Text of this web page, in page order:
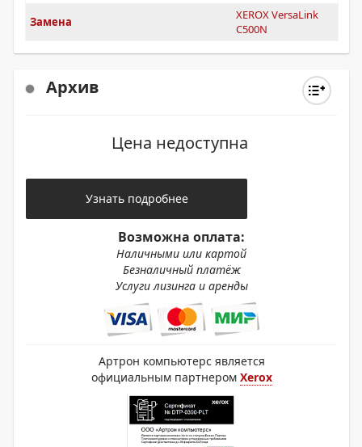
Замена
XEROX VersaLink
C500N
Архив
Цена недоступна
Узнать подробнее
Возможна оплата:
Наличными или картой
Безналичный платёж
Услуги лизинга и аренды
Артрон компьютерс является
официальным партнером Xerox